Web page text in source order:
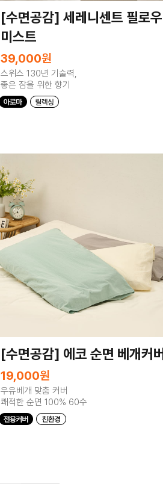
[수면공감] 세레니센트 필로우
미스트
39,000원
스위스 130년 기술력,
좋은 잠을 위한 향기
[수면공감] 에코 순면 베개커버
19,000원
우유베개 맞춤 커버
쾌적한 순면 100% 60수